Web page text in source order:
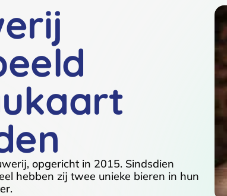
opgericht in 2015. Sindsdien
hebben zij twee unieke bieren in hun